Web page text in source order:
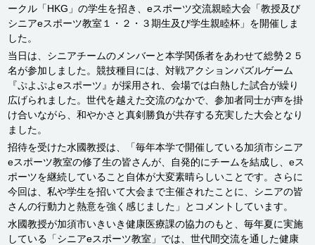
ークル「HKG」の学生を招き、eスポーツ交流親睦大会「教授及び
シニアeスポーツ教室１・２・３期生及び学生親睦杯」を開催しま
した。
当日は、シニアチームのメンバーと本学関係者をあわせて総勢２５
名が参加しました。競技種目には、対戦アクションパズルゲーム
『ぷよぷよeスポーツ』が採用され、会場では白熱した試合が繰り
広げられました。世代を越えた交流のなかで、参加者同士が声を掛
け合いながら、和やかさと真剣勝負が共存する充実した大会となり
ました。
招待を受けた水國教授は、「毎年本学で開催している加須市シニア
eスポーツ教室の修了生の皆さんが、自発的にチームを結成し、eス
ポーツを継続していること自体が大変素晴らしいことです。さらに
今回は、私や学生を招いて大会まで主催されたことに、シニアの皆
さんの行動力と熱意を強く感じました」とコメントしています。
水國教授が加須市いきいき健康医療課の協力のもと、毎年夏に実施
している「シニアeスポーツ教室」では、世代間交流を通した健康